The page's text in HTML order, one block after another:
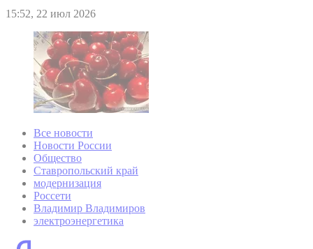
15:52, 22 июл 2026
Все новости
Новости России
Общество
Ставропольский край
модернизация
Россети
Владимир Владимиров
электроэнергетика